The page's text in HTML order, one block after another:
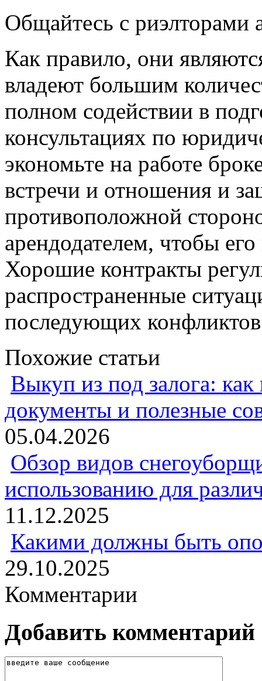
Общайтесь с риэлторами
Как правило, они
владеют большим
полном содействии в
консультациях по
экономьте на работе
встречи и отношения и
противоположной
арендодателем, чтобы
Хорошие контракты
распространенные
последующих конфликтов
Похожие статьи
Выкуп из под залога:
документы и полезные
05.04.2026
Обзор видов
использованию для
11.12.2025
Какими должны быть
29.10.2025
Комментарии
Добавить комментарий